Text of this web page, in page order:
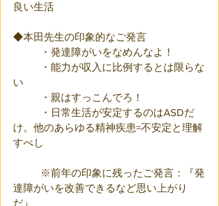
良い生活
◆本田先生の印象的なご発言
	・発達障がいをなめんなよ！
い
	・親はすっこんでろ！
け。他のあらゆる精神疾患=不安定と理解
すべし
達障がいを改善できるなど思い上がり
だ』